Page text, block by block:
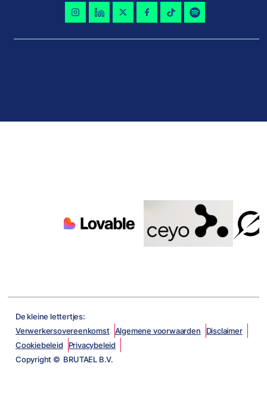
De kleine lettertjes:
Verwerkersovereenkomst Algemene voorwaarden
Disclaimer
Cookiebeleid
Privacybeleid
Copyright © BRUTAEL B.V.